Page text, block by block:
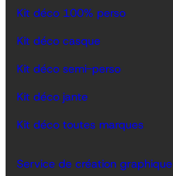
Kit déco 100% perso
Kit déco casque
Kit déco semi-perso
Kit déco jante
Kit déco toutes marques
Service de création graphique